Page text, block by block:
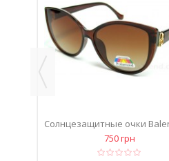
Солнцезащитные очки 599
поляризационные
750 грн
КУПИТЬ